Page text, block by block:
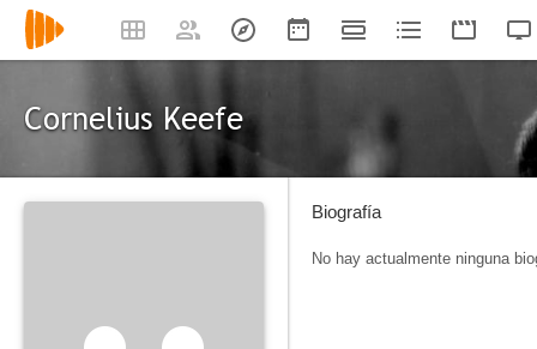
Cornelius Keefe
Biografía
No hay actualmente ninguna